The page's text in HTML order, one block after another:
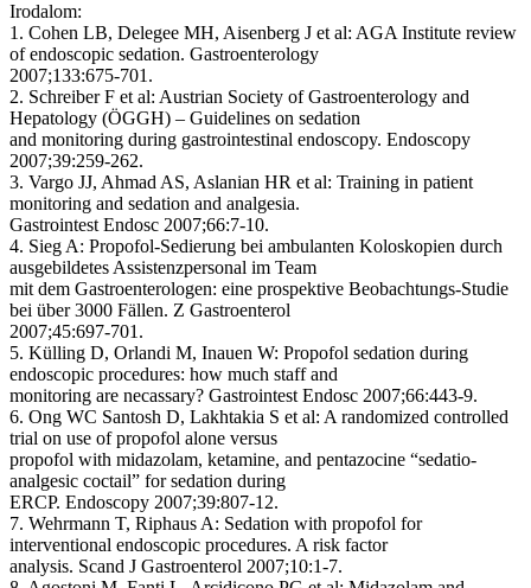
Irodalom:
1. Cohen LB, Delegee MH, Aisenberg J et al: AGA Institute review
of endoscopic sedation. Gastroenterology
2007;133:675-701.
2. Schreiber F et al: Austrian Society of Gastroenterology and
Hepatology (ÖGGH) – Guidelines on sedation
and monitoring during gastrointestinal endoscopy. Endoscopy
2007;39:259-262.
3. Vargo JJ, Ahmad AS, Aslanian HR et al: Training in patient
monitoring and sedation and analgesia.
Gastrointest Endosc 2007;66:7-10.
4. Sieg A: Propofol-Sedierung bei ambulanten Koloskopien durch
ausgebildetes Assistenzpersonal im Team
mit dem Gastroenterologen: eine prospektive Beobachtungs-Studie
bei über 3000 Fällen. Z Gastroenterol
2007;45:697-701.
5. Külling D, Orlandi M, Inauen W: Propofol sedation during
endoscopic procedures: how much staff and
monitoring are necassary? Gastrointest Endosc 2007;66:443-9.
6. Ong WC Santosh D, Lakhtakia S et al: A randomized controlled
trial on use of propofol alone versus
propofol with midazolam, ketamine, and pentazocine “sedatio-
analgesic coctail” for sedation during
ERCP. Endoscopy 2007;39:807-12.
7. Wehrmann T, Riphaus A: Sedation with propofol for
interventional endoscopic procedures. A risk factor
analysis. Scand J Gastroenterol 2007;10:1-7.